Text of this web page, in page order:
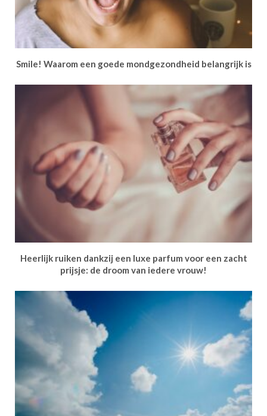
Smile! Waarom een goede mondgezondheid belangrijk is
Heerlijk ruiken dankzij een luxe parfum voor een zacht
prijsje: de droom van iedere vrouw!